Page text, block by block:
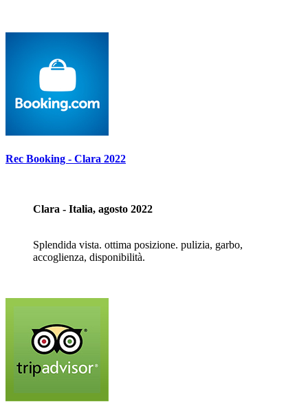
Rec Booking - Clara 2022
Clara - Italia, agosto 2022
Splendida vista. ottima posizione. pulizia, garbo,
accoglienza, disponibilità.